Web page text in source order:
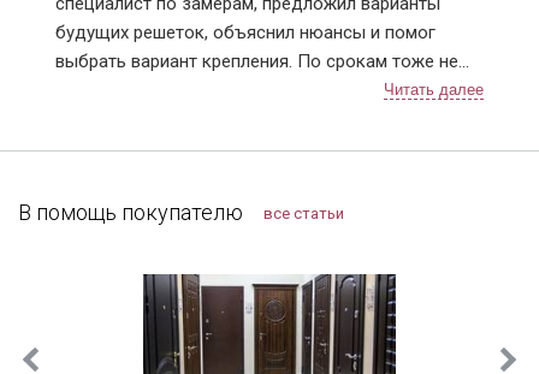
будущих решеток, объяснил нюансы и помог
выбрать вариант крепления. По срокам тоже не
подвели, приехали в точное время и достаточно
рисунок сделали очень красивый 👍. В
буду к вам обращаться!
В помощь покупателю все статьи